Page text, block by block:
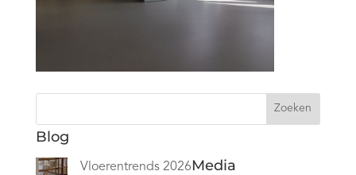
Zoeken
Blog
Vloerentrends 2026Media